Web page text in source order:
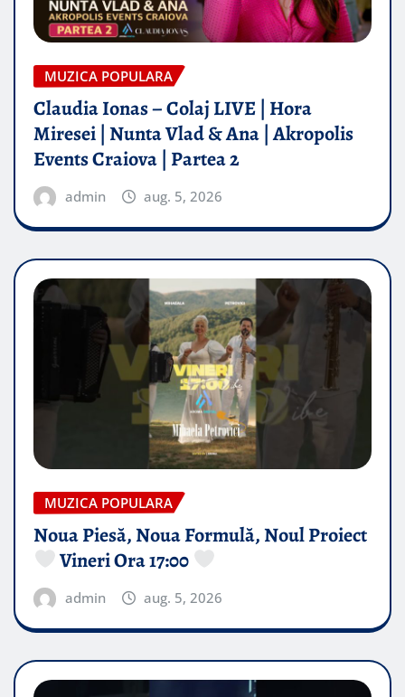
MUZICA POPULARA
Claudia Ionas – Colaj LIVE | Hora
Miresei | Nunta Vlad & Ana | Akropolis
Events Craiova | Partea 2
admin aug. 5, 2026
MUZICA POPULARA
Noua Piesă, Noua Formulă, Noul Proiect
Vineri Ora 17:00
admin aug. 5, 2026